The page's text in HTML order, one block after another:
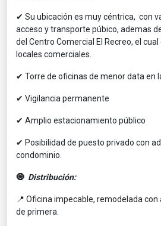
✔ Su ubicación es muy céntrica, con
acceso y transporte púbico, ademas
del Centro Comercial El Recreo, el
locales comerciales.
✔ Torre de oficinas de menor data en
✔ Vigilancia permanente
✔ Amplio estacionamiento público
✔ Posibilidad de puesto privado con
condominio.
🧿 Distribución:
📍 Oficina impecable, remodelada
de primera.